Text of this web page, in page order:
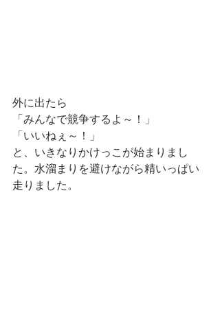
外に出たら
「みんなで競争するよ～！」
「いいねぇ～！」
と、いきなりかけっこが始まりまし
た。水溜まりを避けながら精いっぱい
走りました。